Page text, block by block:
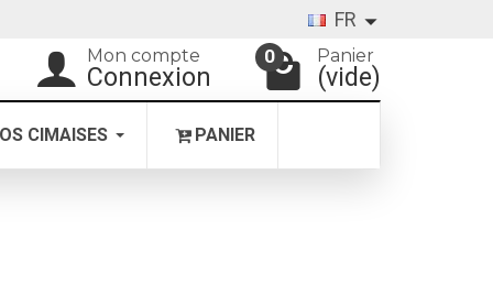
FR
Mon compte
Connexion
0 Panier
(vide)
CIMAISES PANIER